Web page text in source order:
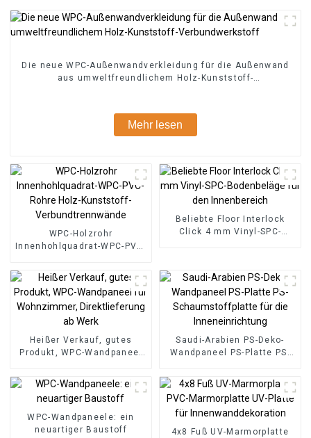
Die neue WPC-Außenwandverkleidung für die Außenwand
aus umweltfreundlichem Holz-Kunststoff-
Mehr lesen
WPC-Holzrohr
Innenhohlquadrat-WPC-PVC-
Verbundtrennwände
Beliebte Floor Interlock
Click 4 mm Vinyl-SPC-
Heißer Verkauf, gutes
Produkt, WPC-Wandpaneel
Direktlieferung ab Werk
Saudi-Arabien PS-Deko-
Wandpaneel PS-Platte PS-
Inneneinrichtung
WPC-Wandpaneele: ein
neuartiger Baustoff
4x8 Fuß UV-Marmorplatte